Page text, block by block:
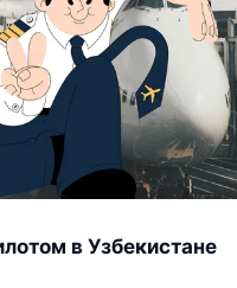
в Узбекистане